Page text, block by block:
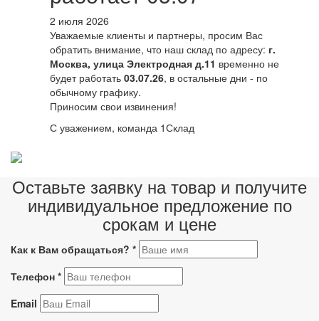
2 июля 2026
Уважаемые клиенты и партнеры, просим Вас
обратить внимание, что наш склад по адресу: г.
Москва, улица Электродная д.11 временно не
будет работать 03.07.26, в остальные дни - по
обычному графику.
Приносим свои извинения!
С уважением, команда 1Склад
Оставьте заявку на товар и получите
индивидуальное предложение по
срокам и цене
Как к Вам обращаться? *
Телефон *
Email